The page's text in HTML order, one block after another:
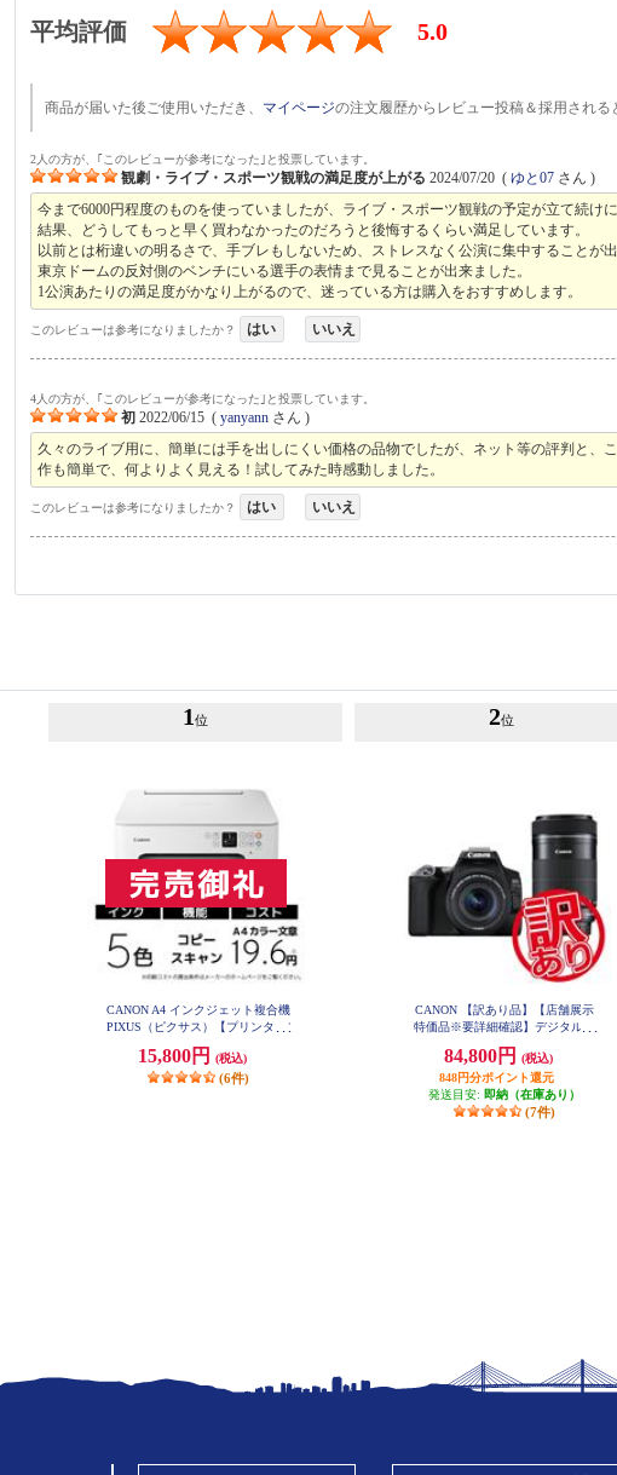
平均評価 5.0
商品が届いた後ご使用いただき、 マイページの注文履歴からレビュー投稿＆採用される
2人の方が、｢このレビューが参考になった｣と投票しています。
観劇・ライブ・スポーツ観戦の満足度が上がる 2024/07/20 (ゆと07 さん )
今まで6000円程度のものを使っていましたが、ライブ・スポーツ観戦の予定が立て続け
結果、どうしてもっと早く買わなかったのだろうと後悔するくらい満足しています。
以前とは桁違いの明るさで、手ブレもしないため、ストレスなく公演に集中することが出
東京ドームの反対側のベンチにいる選手の表情まで見ることが出来ました。
1公演あたりの満足度がかなり上がるので、迷っている方は購入をおすすめします。
このレビューは参考になりましたか？ はい いいえ
4人の方が、｢このレビューが参考になった｣と投票しています。
初 2022/06/15 (yanyann さん )
久々のライブ用に、簡単には手を出しにくい価格の品物でしたが、ネット等の評判と
作も簡単で、何よりよく見える！試してみた時感動しました。
このレビューは参考になりましたか？ はい いいえ
1 位
CANON A4 インクジェット複合機
PIXUS（ピクサス）【プリンター/
ク】 PIXUSTS7530WH
15,800円 (税込)
(6件)
2位
CANON 【訳あり品】【店舗展示
特価品※要詳細確認】デジタル一
ルズームキット ブラック EOSKIS
SX10BKWKIT
84,800円
(税込)
848円分ポイント還元
発送目安: 即納（在庫あり）
(7件)